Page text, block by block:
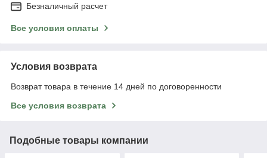
Безналичный расчет
Все условия оплаты
Условия возврата
Возврат товара в течение 14 дней по договоренности
Все условия возврата
Подобные товары компании